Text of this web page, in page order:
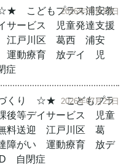
こどもプラス浦安教
サービス 児童発達支援
江戸川区 葛西 浦安
運動療育 放デイ 児
症
2026年07月23日
くり ☆★ こどもプラ
後等デイサービス 児童
料送迎 江戸川区 葛
障がい 運動療育 放デ
自閉症
2026年07月21日